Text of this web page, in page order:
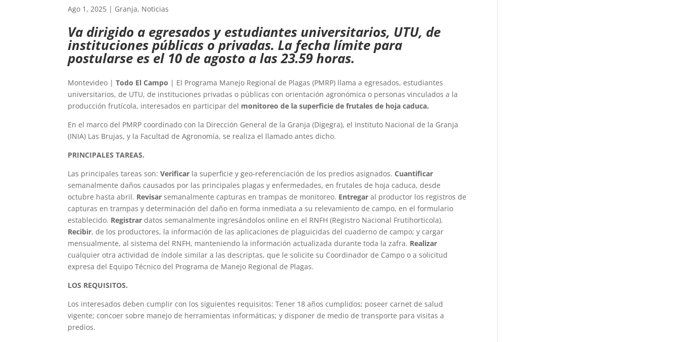
Ago 1, 2025 | Granja, Noticias
Va dirigido a egresados y estudiantes universitarios, UTU, de
instituciones públicas o privadas. La fecha límite para
postularse es el 10 de agosto a las 23.59 horas.
Montevideo |Todo El Campo | El Programa Manejo Regional de Plagas (PMRP) llama a egresados, estudiantes
universitarios, de UTU, de instituciones privadas o públicas con orientación agronómica o personas vinculados a la
producción frutícola, interesados en participar del monitoreo de la superficie de frutales de hoja caduca.
En el marco del PMRP coordinado con la Dirección General de la Granja (Digegra), el Instituto Nacional de la Granja
(INIA) Las Brujas, y la Facultad de Agronomía, se realiza el llamado antes dicho.
PRINCIPALES TAREAS.
Las principales tareas son:Verificar la superficie y geo-referenciación de los predios asignados.Cuantificar
semanalmente daños causados por las principales plagas y enfermedades, en frutales de hoja caduca, desde
octubre hasta abril. Revisar semanalmente capturas en trampas de monitoreo. Entregar al productor los registros de
capturas en trampas y determinación del daño en forma inmediata a su relevamiento de campo, en el formulario
establecido. Registrar datos semanalmente ingresándolos online en el RNFH (Registro Nacional Frutihorticola).
Recibir, de los productores, la información de las aplicaciones de plaguicidas del cuaderno de campo; y cargar
mensualmente, al sistema del RNFH, manteniendo la información actualizada durante toda la zafra. Realizar
cualquier otra actividad de índole similar a las descriptas, que le solicite su Coordinador de Campo o a solicitud
expresa del Equipo Técnico del Programa de Manejo Regional de Plagas.
LOS REQUISITOS.
Los interesados deben cumplir con los siguientes requisitos: Tener 18 años cumplidos; poseer carnet de salud
vigente; concoer sobre manejo de herramientas informáticas; y disponer de medio de transporte para visitas a
predios.